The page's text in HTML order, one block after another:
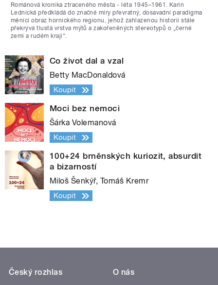
Románová kronika ztraceného města - léta 1945–1961. Karin
Lednická předkládá do značné míry převratný, dosavadní paradigma
měnící obraz hornického regionu, jehož zahlazenou historii stále
překrývá tlustá vrstva mýtů a zakořeněných stereotypů o „černé
zemi a rudém kraji“.
Co život dal a vzal
Betty MacDonaldová
Koupit
Moci bez nemoci
Šárka Volemanová
Koupit
100+24 brněnských kuriozit, absurdit
a bizarností
Miloš Šenkýř, Tomáš Kremr
Koupit
Český rozhlas
O nás